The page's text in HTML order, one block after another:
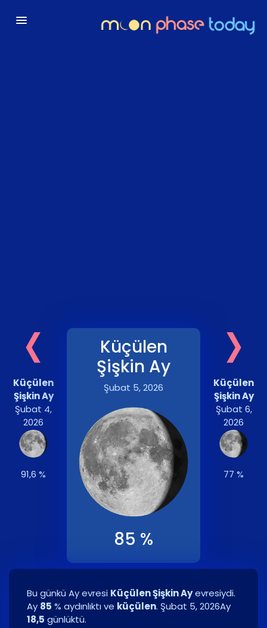
‹
Küçülen
Şişkin Ay
Şubat 4,
2026
91,6 %
Küçülen
Şişkin Ay
Şubat 5, 2026
85 %
›
Küçülen
Şişkin Ay
Şubat 6,
2026
77 %
Bu günkü Ay evresi Küçülen Şişkin Ayevresiydi.
Ay 85 % aydınlıktı ve küçülen. Şubat 5, 2026Ay
18,5 günlüktü.